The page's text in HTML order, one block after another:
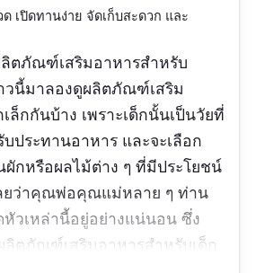
เปิดทานง่าย จัดเก็บสะดวก และ
ตภัณฑ์เสริมอาหารสำหรับ
วนี้มาลองดูผลิตภัณฑ์เสริม
ล็กกันบ้าง เพราะเด็กนั้นเป็นวัยที่
ประทานอาหาร และจะเลือก
ผักหรือผลไม้ต่าง ๆ ที่มีประโยชน์
ลยว่าคุณพ่อคุณแม่หลาย ๆ ท่าน
วเหล่านี้อยู่อย่างแน่นอน ซึ่ง
ลิตภัณฑ์เสริมอาหารสำหรับเด็ก